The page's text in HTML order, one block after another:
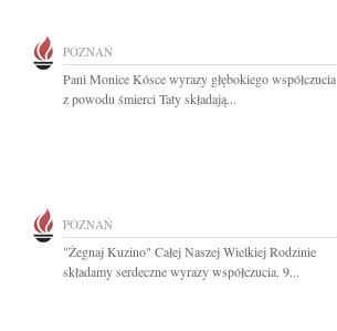
POZNAŃ
Pani Monice Kósce wyrazy głębokiego współczucia
z powodu śmierci Taty składają...
POZNAŃ
"Żegnaj Kuzino" Całej Naszej Wielkiej Rodzinie
składamy serdeczne wyrazy współczucia. 9...